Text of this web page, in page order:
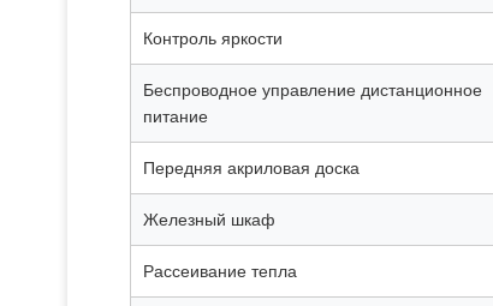
Контроль яркости
Беспроводное управление дистанционное
питание
Передняя акриловая доска
Железный шкаф
Рассеивание тепла